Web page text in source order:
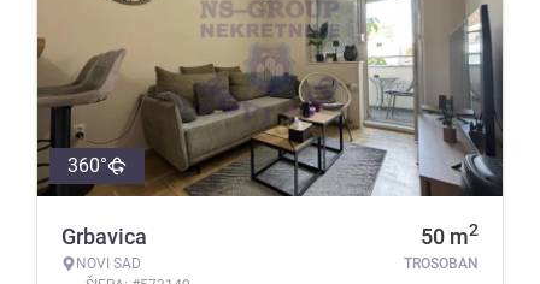
360°
Grbavica
NOVI SAD
50 m2
TROSOBAN